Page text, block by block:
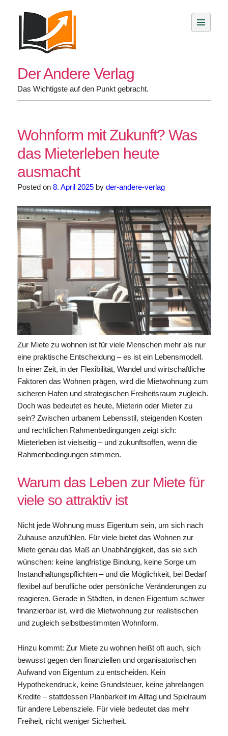
Der Andere Verlag
Das Wichtigste auf den Punkt gebracht.
Wohnform mit Zukunft? Was
das Mieterleben heute
ausmacht
Posted on 8. April 2025by der-andere-verlag
Zur Miete zu wohnen ist für viele Menschen mehr als nur
eine praktische Entscheidung – es ist ein Lebensmodell.
In einer Zeit, in der Flexibilität, Wandel und wirtschaftliche
Faktoren das Wohnen prägen, wird die Mietwohnung zum
sicheren Hafen und strategischen Freiheitsraum zugleich.
Doch was bedeutet es heute, Mieterin oder Mieter zu
sein? Zwischen urbanem Lebensstil, steigenden Kosten
und rechtlichen Rahmenbedingungen zeigt sich:
Mieterleben ist vielseitig – und zukunftsoffen, wenn die
Rahmenbedingungen stimmen.
Warum das Leben zur Miete für
viele so attraktiv ist
Nicht jede Wohnung muss Eigentum sein, um sich nach
Zuhause anzufühlen. Für viele bietet das Wohnen zur
Miete genau das Maß an Unabhängigkeit, das sie sich
wünschen: keine langfristige Bindung, keine Sorge um
Instandhaltungspflichten – und die Möglichkeit, bei Bedarf
flexibel auf berufliche oder persönliche Veränderungen zu
reagieren. Gerade in Städten, in denen Eigentum schwer
finanzierbar ist, wird die Mietwohnung zur realistischen
und zugleich selbstbestimmten Wohnform.
Hinzu kommt: Zur Miete zu wohnen heißt oft auch, sich
bewusst gegen den finanziellen und organisatorischen
Aufwand von Eigentum zu entscheiden. Kein
Hypothekendruck, keine Grundsteuer, keine jahrelangen
Kredite – stattdessen Planbarkeit im Alltag und Spielraum
für andere Lebensziele. Für viele bedeutet das mehr
Freiheit, nicht weniger Sicherheit.